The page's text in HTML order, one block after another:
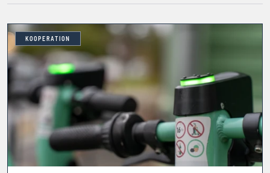
KOOPERATION